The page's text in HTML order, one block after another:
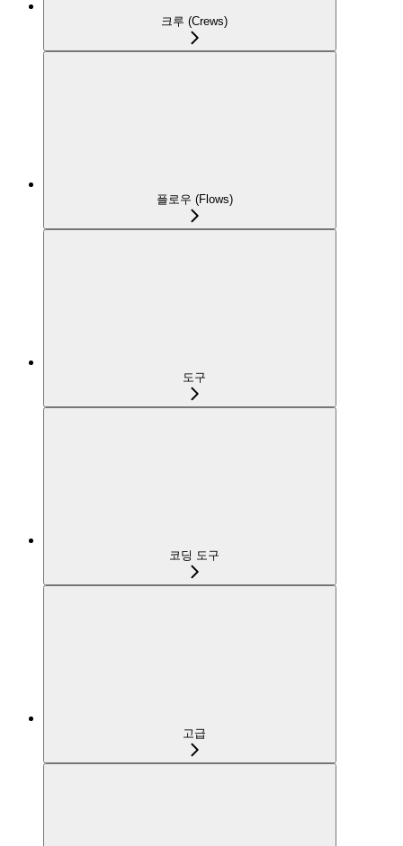
크루 (Crews)
플로우 (Flows)
도구
코딩 도구
고급